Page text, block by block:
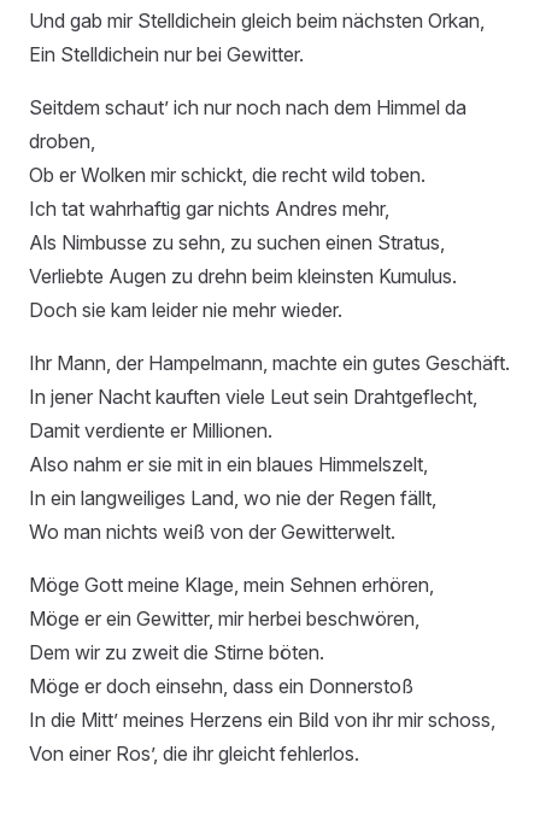
Und gab mir Stelldichein gleich beim nächsten Orkan,
Ein Stelldichein nur bei Gewitter.
Seitdem schaut’ ich nur noch nach dem Himmel da
droben,
Ob er Wolken mir schickt, die recht wild toben.
Ich tat wahrhaftig gar nichts Andres mehr,
Als Nimbusse zu sehn, zu suchen einen Stratus,
Verliebte Augen zu drehn beim kleinsten Kumulus.
Doch sie kam leider nie mehr wieder.
Ihr Mann, der Hampelmann, machte ein gutes Geschäft.
In jener Nacht kauften viele Leut sein Drahtgeflecht,
Damit verdiente er Millionen.
Also nahm er sie mit in ein blaues Himmelszelt,
In ein langweiliges Land, wo nie der Regen fällt,
Wo man nichts weiß von der Gewitterwelt.
Möge Gott meine Klage, mein Sehnen erhören,
Möge er ein Gewitter, mir herbei beschwören,
Dem wir zu zweit die Stirne böten.
Möge er doch einsehn, dass ein Donnerstoß
In die Mitt’ meines Herzens ein Bild von ihr mir schoss,
Von einer Ros’, die ihr gleicht fehlerlos.